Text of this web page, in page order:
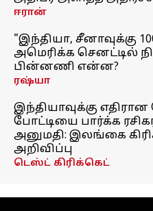
ஈரான்
"இந்தியா, சீனாவுக்கு
அமெரிக்க செனட்டில்
பின்னணி என்ன?
ரஷ்யா
இந்தியாவுக்கு
போட்டியை பார்க்க
அனுமதி: இலங்கை
அறிவிப்பு
டெஸ்ட் கிரிக்கெட்